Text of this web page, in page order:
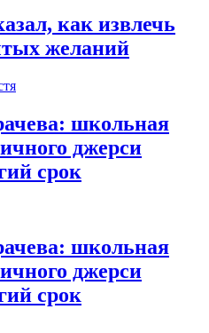
как извлечь
желаний
школьная
джерси
срок
школьная
джерси
срок